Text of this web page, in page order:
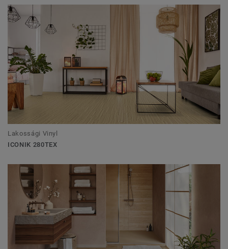
Lakossági Vinyl
ICONIK 280TEX